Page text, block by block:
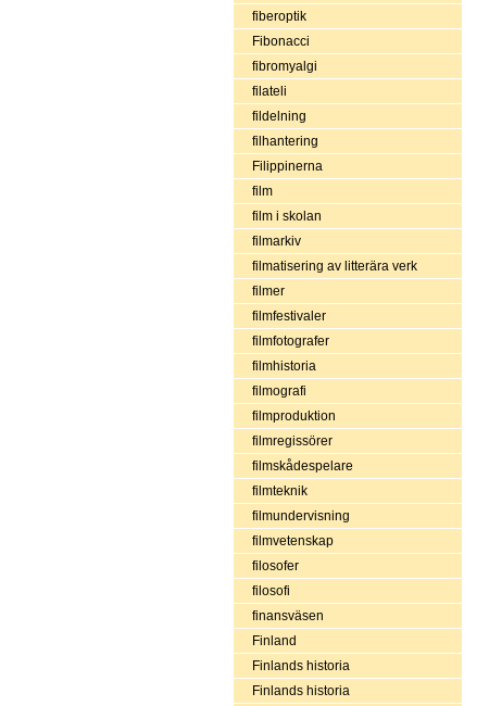
fiberoptik
Fibonacci
fibromyalgi
filateli
fildelning
filhantering
Filippinerna
film
film i skolan
filmarkiv
filmatisering av litterära verk
filmer
filmfestivaler
filmfotografer
filmhistoria
filmografi
filmproduktion
filmregissörer
filmskådespelare
filmteknik
filmundervisning
filmvetenskap
filosofer
filosofi
finansväsen
Finland
Finlands historia
Finlands historia